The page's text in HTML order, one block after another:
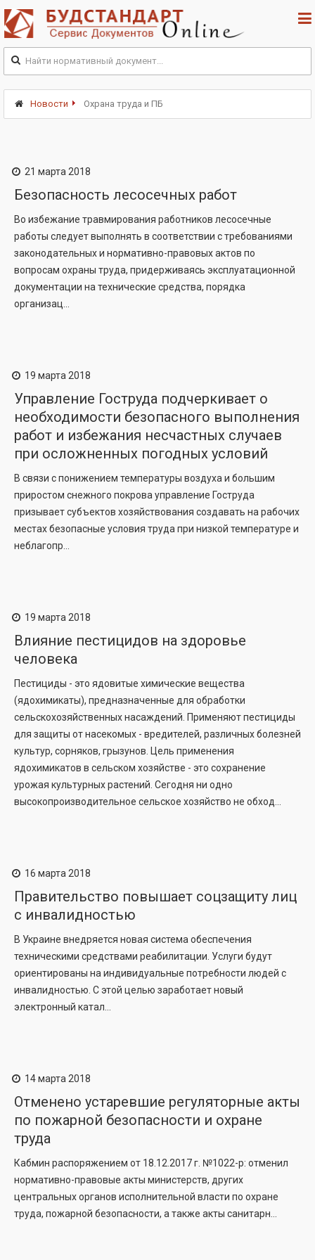
Новости Охрана труда и ПБ
21 марта 2018
Безопасность лесосечных работ
Во избежание травмирования работников лесосечные
работы следует выполнять в соответствии с требованиями
законодательных и нормативно-правовых актов по
вопросам охраны труда, придерживаясь эксплуатационной
документации на технические средства, порядка
организац...
19 марта 2018
Управление Гоструда подчеркивает о
необходимости безопасного выполнения
работ и избежания несчастных случаев
при осложненных погодных условий
В связи с понижением температуры воздуха и большим
приростом снежного покрова управление Гоструда
призывает субъектов хозяйствования создавать на рабочих
местах безопасные условия труда при низкой температуре и
неблагопр...
19 марта 2018
Влияние пестицидов на здоровье
человека
Пестициды - это ядовитые химические вещества
(ядохимикаты), предназначенные для обработки
сельскохозяйственных насаждений. Применяют пестициды
для защиты от насекомых - вредителей, различных болезней
культур, сорняков, грызунов. Цель применения
ядохимикатов в сельском хозяйстве - это сохранение
урожая культурных растений. Сегодня ни одно
высокопроизводительное сельское хозяйство не обход...
16 марта 2018
Правительство повышает соцзащиту лиц
с инвалидностью
В Украине внедряется новая система обеспечения
техническими средствами реабилитации. Услуги будут
ориентированы на индивидуальные потребности людей с
инвалидностью. С этой целью заработает новый
электронный катал...
14 марта 2018
Отменено устаревшие регуляторные акты
по пожарной безопасности и охране
труда
Кабмин распоряжением от 18.12.2017 г. №1022-р: отменил
нормативно-правовые акты министерств, других
центральных органов исполнительной власти по охране
труда, пожарной безопасности, а также акты санитарн...